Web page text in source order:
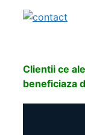
Clientii ce
beneficiaza